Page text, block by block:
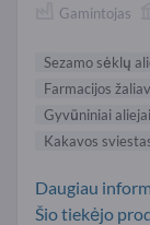
Gamintojas
Sezamo sėklų
Farmacijos
Gyvūniniai aliejai
Kakavos
Daugiau
Šio tiekėjo